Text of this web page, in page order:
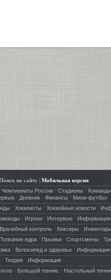
по сайту| Мобильная версия
Чемпионаты России· Стадионы· Команды
· Дневник· Финансы · Мини-футбол
· Хоккеисты · Хоккейные новости·
· Игроки· Интервью· Информация
Врачебный контроль· Боксеры ·
Толкание ядра· Прыжки· Спортсмены ·
· Велосипед и здоровье· Информация
· Теория· Информация
· Большой теннис · Настольный